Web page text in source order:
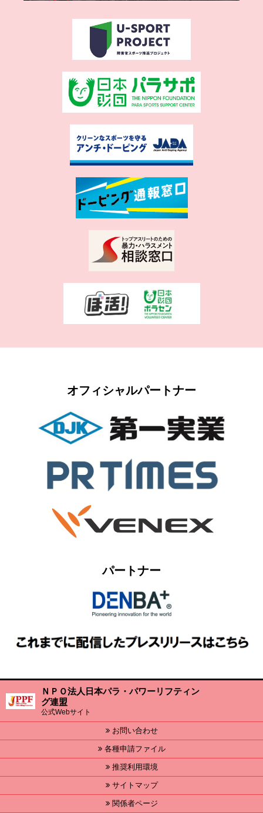
オフィシャルパートナー
パートナー
ＮＰＯ法人日本パラ・パワーリフティン
グ連盟
公式Webサイト
お問い合わせ
各種申請ファイル
推奨利用環境
サイトマップ
関係者ページ